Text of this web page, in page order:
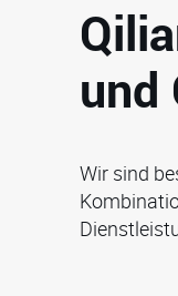
und
Wir sind